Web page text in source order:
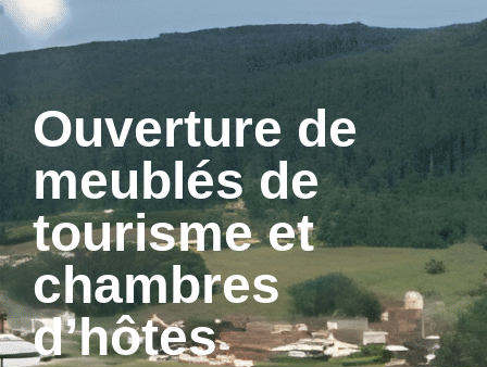
principal
Ouverture de
meublés de
tourisme et
chambres
d’hôtes